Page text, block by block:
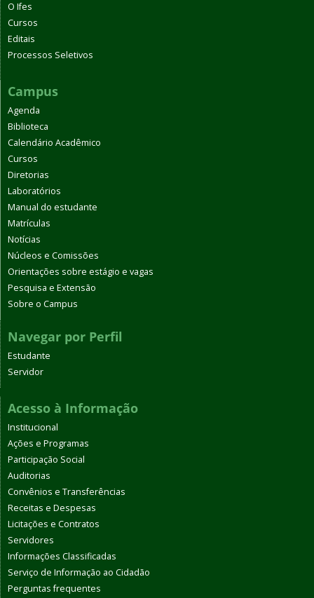
O Ifes
Cursos
Editais
Processos Seletivos
Campus
Agenda
Biblioteca
Calendário Acadêmico
Cursos
Diretorias
Laboratórios
Manual do estudante
Matrículas
Notícias
Núcleos e Comissões
Orientações sobre estágio e vagas
Pesquisa e Extensão
Sobre o Campus
Navegar por Perfil
Estudante
Servidor
Acesso à Informação
Institucional
Ações e Programas
Participação Social
Auditorias
Convênios e Transferências
Receitas e Despesas
Licitações e Contratos
Servidores
Informações Classificadas
Serviço de Informação ao Cidadão
Perguntas frequentes